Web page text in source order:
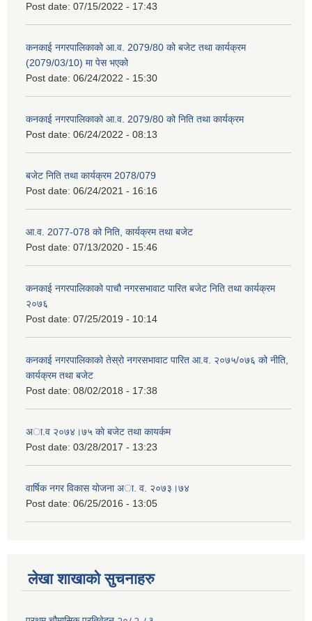
Post date: 07/15/2022 - 17:43
कनकाई नगरपालिकाको आ.व. 2079/80 को बजेट तथा कार्यक्रम
(2079/03/10) मा पेस भएको
Post date: 06/24/2022 - 15:30
कनकाई नगरपालिकाको आ.व. 2079/80 को निति तथा कार्यक्रम
Post date: 06/24/2022 - 08:13
बजेट निति तथा कार्यक्रम 2078/079
Post date: 06/24/2021 - 16:16
आ.व. 2077-078 को निति, कार्यक्रम तथा बजेट
Post date: 07/13/2020 - 15:46
कनकाई नगरपालिकाको पाचौ नगरसभावाट पारित बजेट निति तथा कार्यक्रम
२०७६
Post date: 07/25/2019 - 10:14
कनकाई नगरपालिकाको तेस्रो नगरसभावाट पारित आ.व. २०७५/०७६ को नीति,
कार्यक्रम तथा बजेट
Post date: 08/02/2018 - 17:38
अा.व २०७४।७५ काे बजेट तथा कायर्कम
Post date: 03/28/2017 - 13:23
वार्षिक नगर विकास योजना अा. व. २०७३।७४
Post date: 06/25/2016 - 13:05
लेखा शाखाको सुचनाहरु